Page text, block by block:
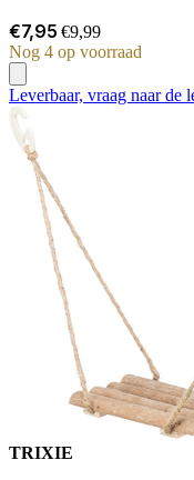
€7,95 €9,99
Nog 4 op voorraad
Leverbaar, vraag naar de
TRIXIE